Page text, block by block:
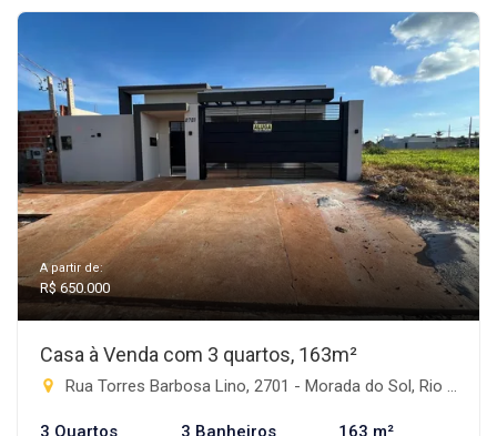
A partir de:
R$ 650.000
Casa à Venda com 3 quartos, 163m²
Rua Torres Barbosa Lino, 2701 - Morada do Sol, Rio Brilhante-MS
3 Quartos 3 Banheiros 163 m²